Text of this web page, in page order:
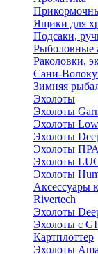
Ящики для
Подсаки,
Рыболовные
Раколовки,
Сани-
Зимняя
Эхолоты
Эхолоты
Эхолоты
Эхолоты
Эхолоты
Эхолоты
Эхолоты
Аксессуары
Rivertech
Эхолоты
Эхолоты с
Картплоттер
Эхолоты